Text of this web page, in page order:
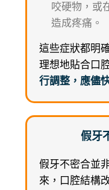
咬硬物，或
造成疼痛。
這些症狀都明
理想地貼合口
行調整，應儘
假牙
假牙不密合並
來，口腔結構